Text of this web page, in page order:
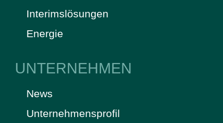
Interimslösungen
Energie
UNTERNEHMEN
News
Unternehmensprofil